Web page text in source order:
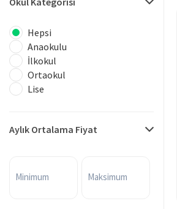
Hepsi
Anaokulu
İlkokul
Ortaokul
Lise
Aylık Ortalama Fiyat
Minimum Maksimum